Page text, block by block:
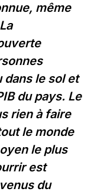
même
le sol et
du pays. Le
rien à faire
le monde
le plus
est
du